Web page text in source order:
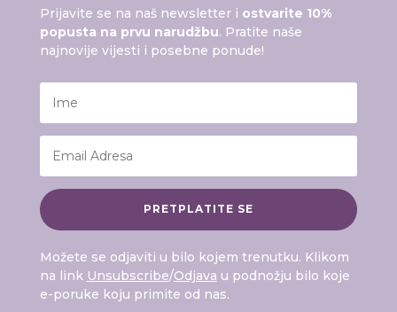
Prijavite se na naš newsletter i ostvarite 10%
popusta na prvu narudžbu. Pratite naše
najnovije vijesti i posebne ponude!
PRETPLATITE SE
Možete se odjaviti u bilo kojem trenutku. Klikom
na link Unsubscribe/Odjava u podnožju bilo koje
e-poruke koju primite od nas.